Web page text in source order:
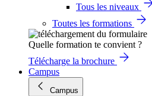
Tous les niveaux
Toutes les formations
Quelle formation te convient ?
Télécharge la brochure
Campus
Campus